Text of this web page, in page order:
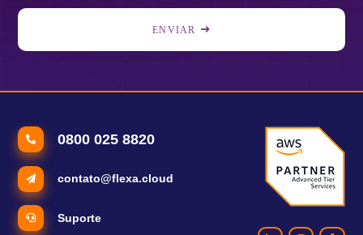
ENVIAR
0800 025 8820
contato@flexa.cloud
Suporte